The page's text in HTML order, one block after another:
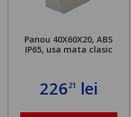
Panou 40X60X20, ABS
IP65, usa mata clasic
22621 lei